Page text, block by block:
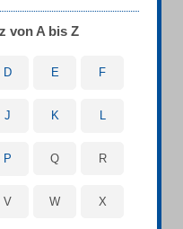
von A bis Z
D E F
J K L
P Q R
V W X